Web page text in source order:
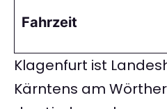
Fahrzeit
Klagenfurt ist
Kärntens am